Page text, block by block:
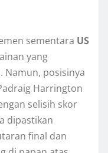
sementara US
yang
Namun, posisinya
Harrington
selisih skor
dipastikan
final dan